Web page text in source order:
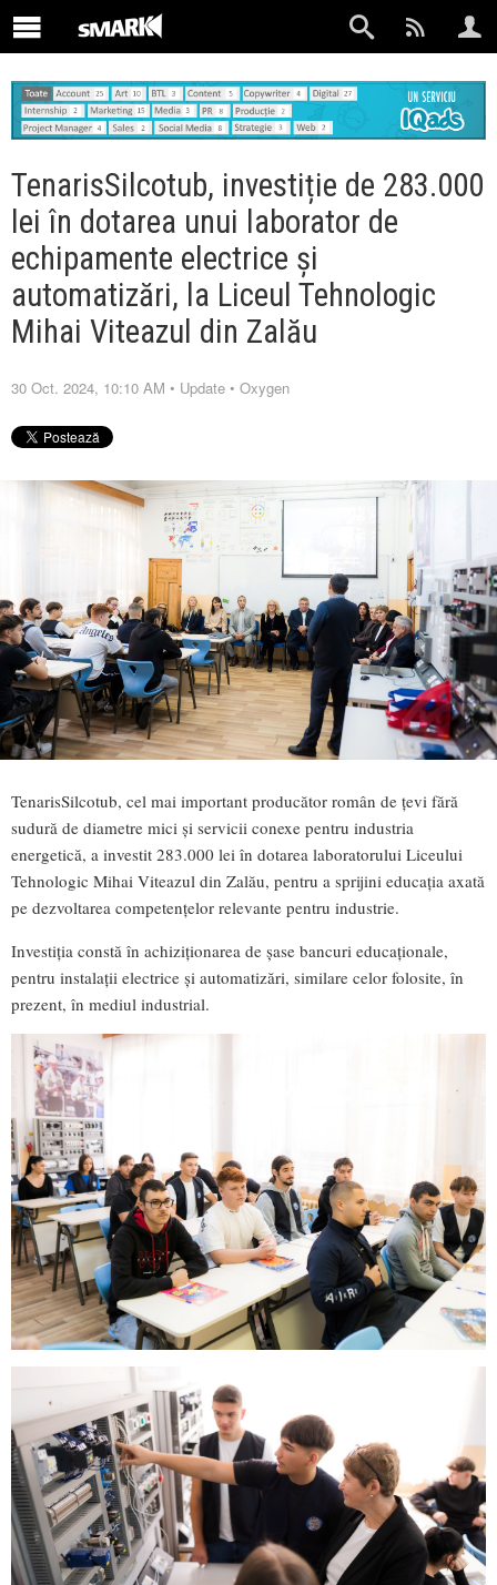
TenarisSilcotub, investiție de 283.000
lei în dotarea unui laborator de
echipamente electrice și
automatizări, la Liceul Tehnologic
Mihai Viteazul din Zalău
30 Oct. 2024, 10:10 AM • Update • Oxygen
TenarisSilcotub, cel mai important producător român de țevi fără
sudură de diametre mici și servicii conexe pentru industria
energetică, a investit 283.000 lei în dotarea laboratorului Liceului
Tehnologic Mihai Viteazul din Zalău, pentru a sprijini educația axată
pe dezvoltarea competențelor relevante pentru industrie.
Investiția constă în achiziționarea de șase bancuri educaționale,
pentru instalații electrice și automatizări, similare celor folosite, în
prezent, în mediul industrial.